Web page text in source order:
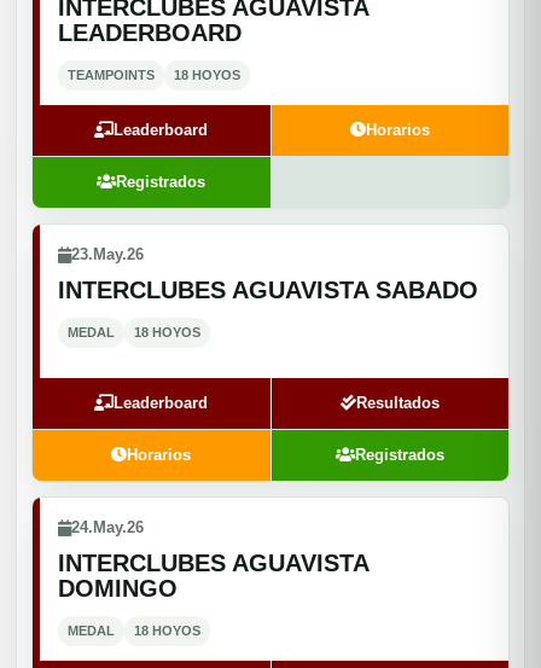
INTERCLUBES AGUAVISTA
LEADERBOARD
TEAMPOINTS 18 HOYOS
Leaderboard Horarios
Registrados
23.May.26
INTERCLUBES AGUAVISTA SABADO
MEDAL 18 HOYOS
Leaderboard Resultados
Horarios Registrados
24.May.26
INTERCLUBES AGUAVISTA
DOMINGO
MEDAL 18 HOYOS